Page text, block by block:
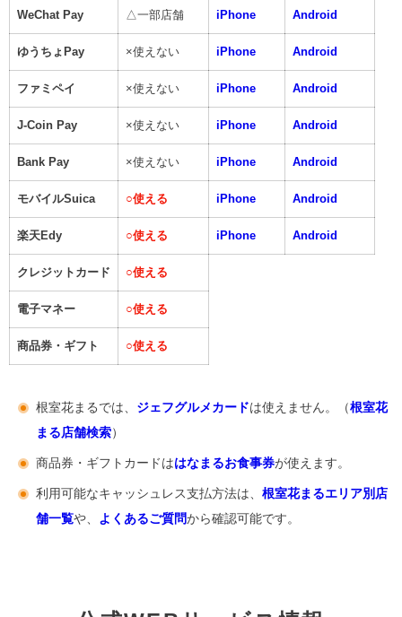
WeChat Pay △一部店舗 iPhone Android
ゆうちょPay ×使えない iPhone Android
ファミペイ ×使えない iPhone Android
J-Coin Pay ×使えない iPhone Android
Bank Pay ×使えない iPhone Android
モバイルSuica ○使える iPhone Android
楽天Edy ○使える iPhone Android
クレジットカード ○使える
電子マネー ○使える
商品券・ギフト ○使える
根室花まるでは、 ジェフグルメカードは使えません。（根室花
まる店舗検索）
商品券・ギフトカードははなまるお食事券が使えます。
利用可能なキャッシュレス支払方法は、 根室花まるエリア別店
舗一覧や、 よくあるご質問から確認可能です。